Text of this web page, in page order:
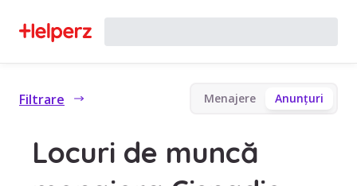
Filtrare Menajere Anunțuri
Locuri de muncă